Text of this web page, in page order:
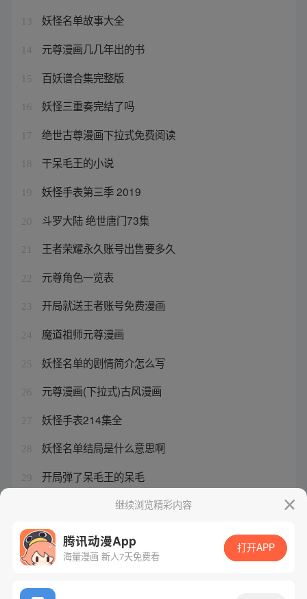
13 妖怪名单故事大全
14 元尊漫画几几年出的书
15 百妖谱合集完整版
16 妖怪三重奏完结了吗
17 绝世古尊漫画下拉式免费阅读
18 干呆毛王的小说
19 妖怪手表第三季 2019
20 斗罗大陆 绝世唐门73集
21 王者荣耀永久账号出售要多久
22 元尊角色一览表
23 开局就送王者账号免费漫画
24 魔道祖师元尊漫画
25 妖怪名单的剧情简介怎么写
26 元尊漫画(下拉式)古风漫画
27 妖怪手表214集全
28 妖怪名单结局是什么意思啊
29 开局弹了呆毛王的呆毛
继续浏览精彩内容
腾讯动漫App
海量漫画 新人7天免费看
打开APP